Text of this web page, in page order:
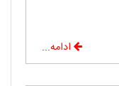
ادامه...